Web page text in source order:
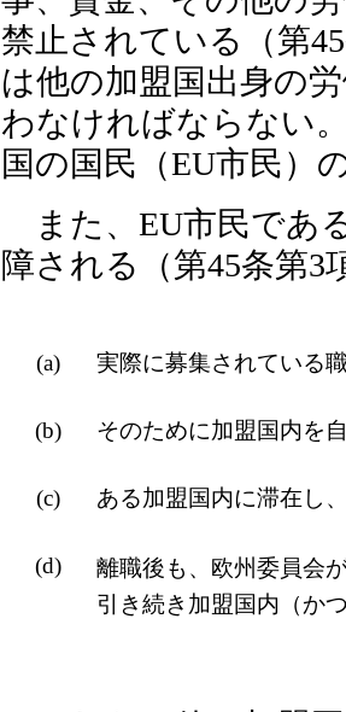
禁止されている（第
は他の加盟国出身の
わなければならない
国の国民（EU市民）
また、EU市民であ
障される（第45条第3
(a) 実際に募集されている
(b) そのために加盟国内を
(c) ある加盟国内に滞在し
(d)
離職後も、欧州委員会
引き続き加盟国内（か